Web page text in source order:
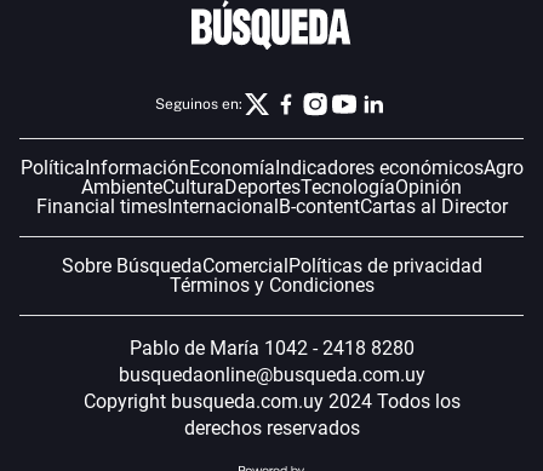
Seguinos en:
Política InformaciónEconomía Indicadores económicosAgro
AmbienteCulturaDeportesTecnologíaOpinión
Financial timesInternacional B-contentCartas al Director
Sobre BúsquedaComercial Políticas de privacidad
Términos y Condiciones
Pablo de María 1042 - 2418 8280
busquedaonline@busqueda.com.uy
Copyright busqueda.com.uy 2024 Todos los
derechos reservados